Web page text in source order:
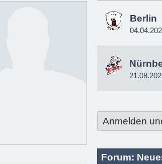
Berlin
Anmelden
Forum: